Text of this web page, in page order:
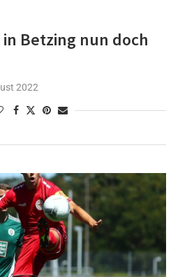
Betzing nun doch
2022